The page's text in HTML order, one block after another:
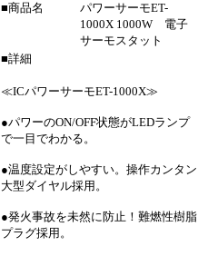
■商品名
パワーサーモET-
1000X 1000W 電子
サーモスタット
■詳細
≪ICパワーサーモET-1000X≫
●パワーのON/OFF状態がLEDランプ
で一目でわかる。
●温度設定がしやすい。操作カンタン
大型ダイヤル採用。
●発火事故を未然に防止！難燃性樹脂
プラグ採用。